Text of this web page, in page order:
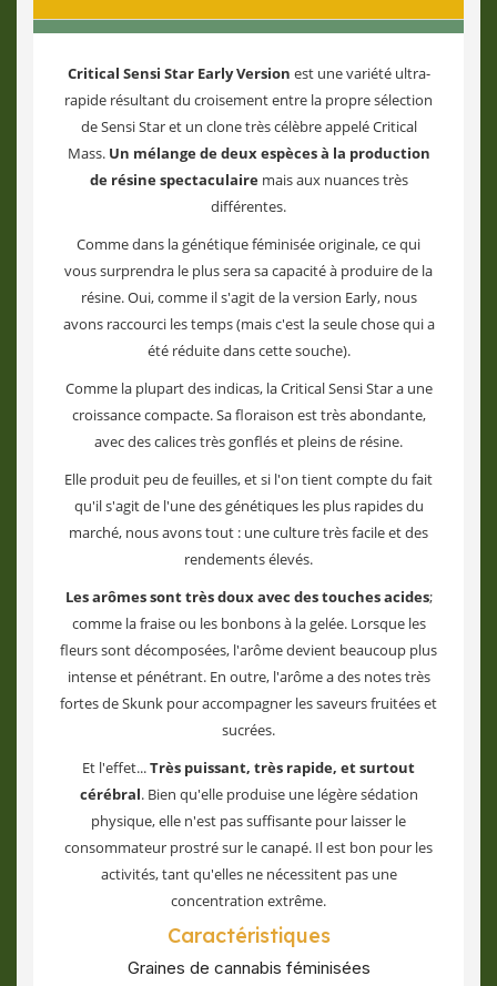
Critical Sensi Star Early Version est une variété ultra-
rapide résultant du croisement entre la propre sélection
de Sensi Star et un clone très célèbre appelé Critical
Mass. Un mélange de deux espèces à la production
de résine spectaculairemais aux nuances très
différentes.
Comme dans la génétique féminisée originale, ce qui
vous surprendra le plus sera sa capacité à produire de la
résine. Oui, comme il s'agit de la version Early, nous
avons raccourci les temps (mais c'est la seule chose qui a
été réduite dans cette souche).
Comme la plupart des indicas, la Critical Sensi Star a une
croissance compacte. Sa floraison est très abondante,
avec des calices très gonflés et pleins de résine.
Elle produit peu de feuilles, et si l'on tient compte du fait
qu'il s'agit de l'une des génétiques les plus rapides du
marché, nous avons tout : une culture très facile et des
rendements élevés.
Les arômes sont très doux avec des touches acides;
comme la fraise ou les bonbons à la gelée. Lorsque les
fleurs sont décomposées, l'arôme devient beaucoup plus
intense et pénétrant. En outre, l'arôme a des notes très
fortes de Skunk pour accompagner les saveurs fruitées et
sucrées.
Et l'effet...Très puissant, très rapide, et surtout
cérébral. Bien qu'elle produise une légère sédation
physique, elle n'est pas suffisante pour laisser le
consommateur prostré sur le canapé. Il est bon pour les
activités, tant qu'elles ne nécessitent pas une
concentration extrême.
Caractéristiques
Graines de cannabis féminisées